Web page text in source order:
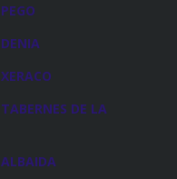
PEGO
DENIA
XERACO
TABERNES DE LA
ALBAIDA